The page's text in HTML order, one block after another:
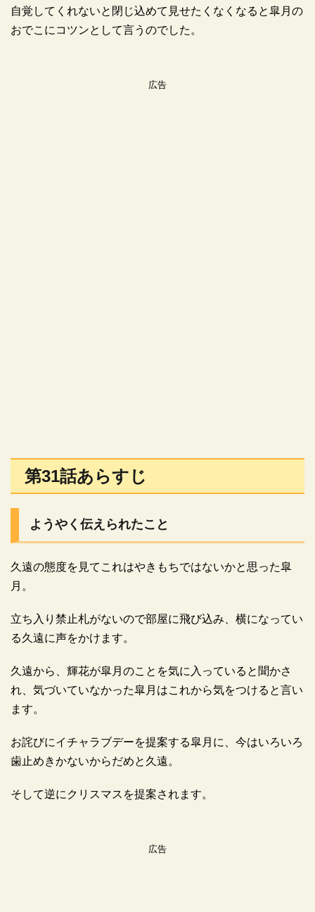
自覚してくれないと閉じ込めて見せたくなくなると皐月の
おでこにコツンとして言うのでした。
広告
第31話あらすじ
ようやく伝えられたこと
久遠の態度を見てこれはやきもちではないかと思った皐
月。
立ち入り禁止札がないので部屋に飛び込み、横になってい
る久遠に声をかけます。
久遠から、輝花が皐月のことを気に入っていると聞かさ
れ、気づいていなかった皐月はこれから気をつけると言い
ます。
お詫びにイチャラブデーを提案する皐月に、今はいろいろ
歯止めきかないからだめと久遠。
そして逆にクリスマスを提案されます。
広告